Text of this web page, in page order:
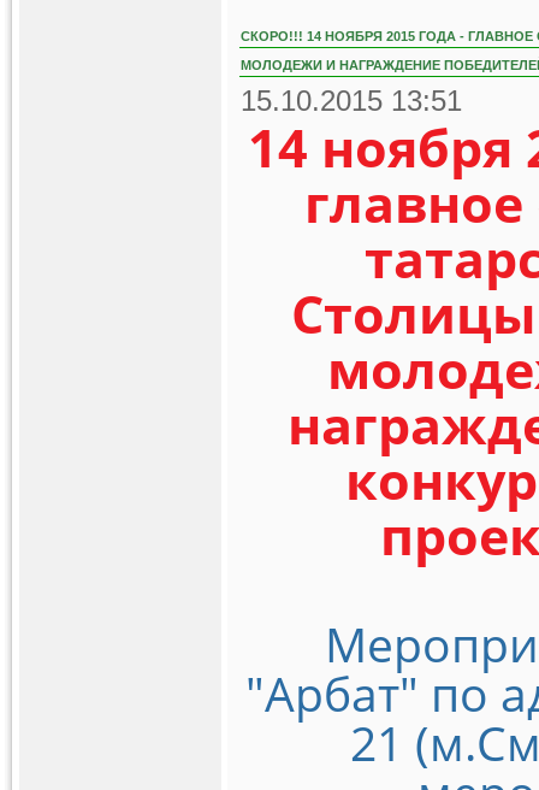
СКОРО!!! 14 НОЯБРЯ 2015 ГОДА -
МОЛОДЕЖИ И НАГРАЖДЕНИЕ
15.10.2015 13:51
14 ноября
"Арбат" по
21